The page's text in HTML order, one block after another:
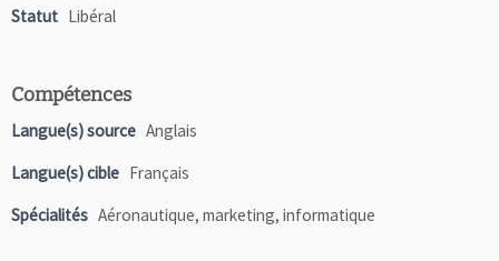
Statut Libéral
Compétences
Langue(s) source Anglais
Langue(s) cible Français
Spécialités Aéronautique, marketing, informatique